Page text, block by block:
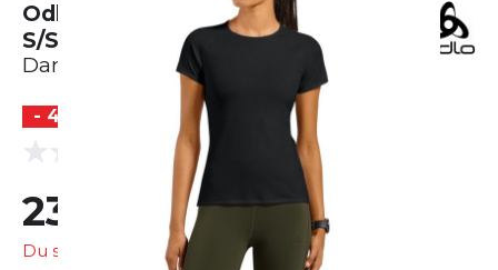
Odlo BL Top T-shirt Crew Neck
S/S
Damen
- 40 %
0.0 (0 Bewertungen)
23,99 € 39,95 €
Du sparst 15,96 €